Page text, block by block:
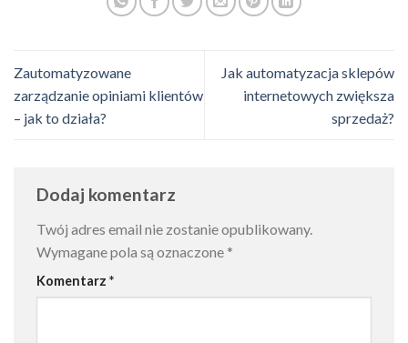
Zautomatyzowane
zarządzanie opiniami klientów
– jak to działa?
Jak automatyzacja sklepów
internetowych zwiększa
sprzedaż?
Dodaj komentarz
Twój adres email nie zostanie opublikowany.
Wymagane pola są oznaczone *
Komentarz *